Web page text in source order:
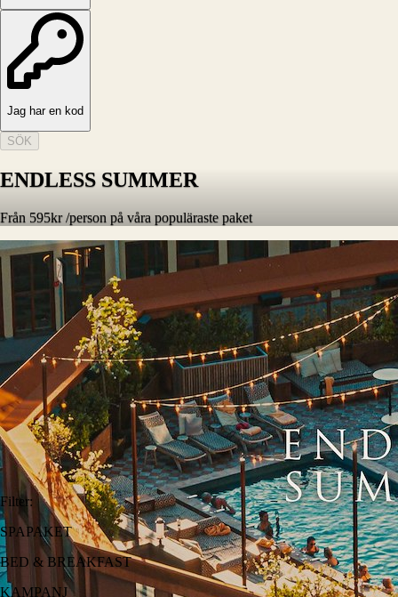
Jag har en kod
SÖK
ENDLESS SUMMER
Från 595kr /person på våra populäraste paket
Filter:
SPAPAKET
BED & BREAKFAST
KAMPANJ